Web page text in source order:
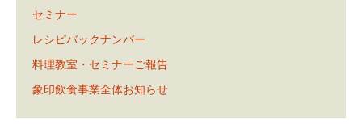
セミナー
レシピバックナンバー
料理教室・セミナーご報告
象印飲食事業全体お知らせ